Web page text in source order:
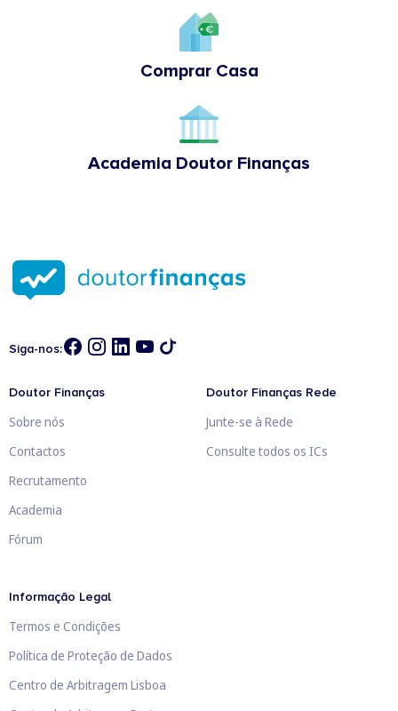
Comprar Casa
Academia Doutor Finanças
Siga-nos:
Doutor Finanças
Sobre nós
Contactos
Recrutamento
Academia
Fórum
Doutor Finanças Rede
Junte-se à Rede
Consulte todos os ICs
Informação Legal
Termos e Condições
Política de Proteção de Dados
Centro de Arbitragem Lisboa